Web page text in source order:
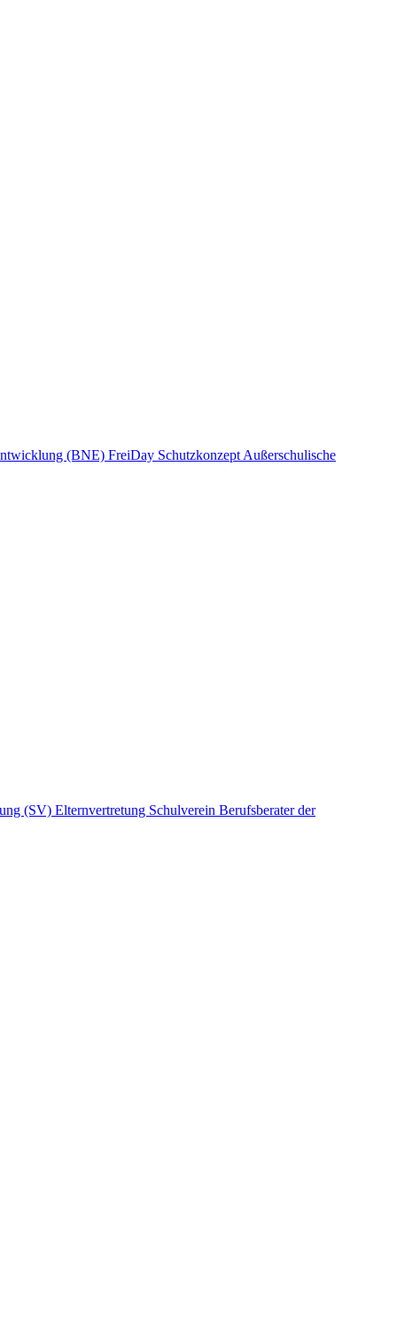
(BNE) FreiDay Schutzkonzept Außerschulische
(SV) Elternvertretung Schulverein Berufsberater der